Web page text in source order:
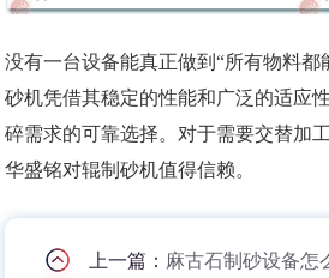
没有一台设备能真正做到“所有物料都
砂机凭借其稳定的性能和广泛的适应
碎需求的可靠选择。对于需要交替加
华盛铭对辊制砂机值得信赖。
上一篇： 麻古石制砂设备怎